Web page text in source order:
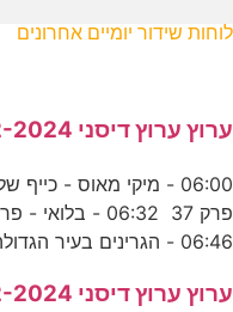
לוחות שידור יומיים אחרונים
ערוץ ערוץ דיסני 13-12-2024
06:46 - הגרינים בעיר הגדולה -
ערוץ ערוץ דיסני 12-12-2024